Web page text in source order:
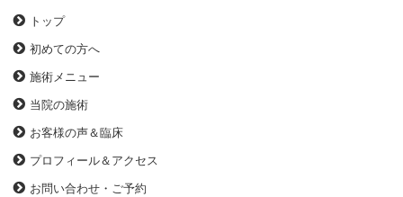
トップ
初めての方へ
施術メニュー
当院の施術
お客様の声＆臨床
プロフィール＆アクセス
お問い合わせ・ご予約